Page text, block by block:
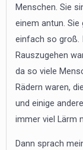
Menschen. Sie
einem antun.
einfach so groß.
Rauszugehen
da so viele
Rädern waren,
und einige
immer viel Lärm
Dann sprach